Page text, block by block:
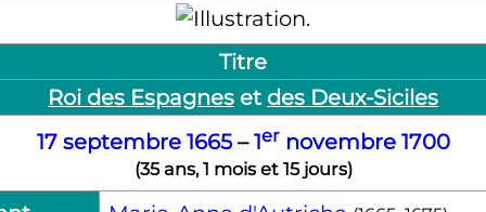
Titre
Roi des Espagnes et des Deux-Siciles
17 septembre 1665–1ernovembre 1700
(35 ans, 1 mois et 15 jours)